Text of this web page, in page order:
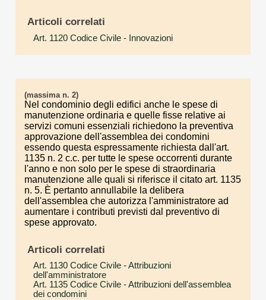
Articoli correlati
Art. 1120 Codice Civile - Innovazioni
(massima n. 2)
Nel condominio degli edifici anche le spese di
manutenzione ordinaria e quelle fisse relative ai
servizi comuni essenziali richiedono la preventiva
approvazione dell'assemblea dei condomini
essendo questa espressamente richiesta dall'art.
1135 n. 2 c.c. per tutte le spese occorrenti durante
l'anno e non solo per le spese di straordinaria
manutenzione alle quali si riferisce il citato art. 1135
n. 5. È pertanto annullabile la delibera
dell'assemblea che autorizza l'amministratore ad
aumentare i contributi previsti dal preventivo di
spese approvato.
Articoli correlati
Art. 1130 Codice Civile - Attribuzioni
dell'amministratore
Art. 1135 Codice Civile - Attribuzioni dell'assemblea
dei condomini